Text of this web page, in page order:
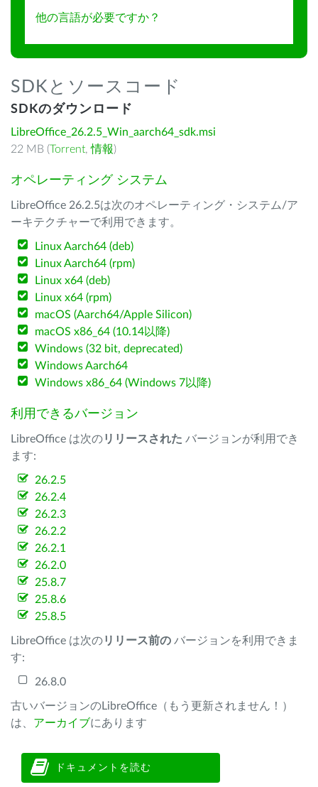
他の言語が必要ですか？
SDKとソースコード
SDKのダウンロード
LibreOffice_26.2.5_Win_aarch64_sdk.msi
22 MB (Torrent,情報)
オペレーティング システム
LibreOffice 26.2.5は次のオペレーティング・システム/ア
ーキテクチャーで利用できます。
Linux Aarch64 (deb)
Linux Aarch64 (rpm)
Linux x64 (deb)
Linux x64 (rpm)
macOS (Aarch64/Apple Silicon)
macOS x86_64 (10.14以降)
Windows (32 bit, deprecated)
Windows Aarch64
Windows x86_64 (Windows 7以降)
利用できるバージョン
LibreOffice は次のリリースされた バージョンが利用でき
ます:
26.2.5
26.2.4
26.2.3
26.2.2
26.2.1
26.2.0
25.8.7
25.8.6
25.8.5
LibreOffice は次のリリース前の バージョンを利用できま
す:
26.8.0
古いバージョンのLibreOffice（もう更新されません！）
は、 アーカイブにあります
ドキュメントを読む